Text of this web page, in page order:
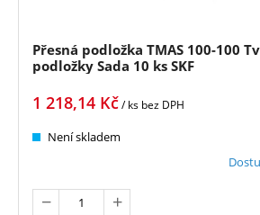
Přesná podložka TMAS 100-100
podložky Sada 10 ks SKF
1 218,14 Kč/ ks bez DPH
Není skladem